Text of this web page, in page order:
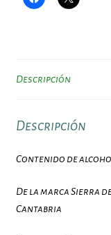
Sierra
Descripción
Descripción
Contenido de
De la marca Sierra
Cantabria